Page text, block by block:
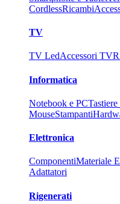
CordlessRicambi
TV
TV LedAccessori TV
Informatica
Notebook e PCTastiere
MouseStampanti
Elettronica
ComponentiMateriale
Adattatori
Rigenerati